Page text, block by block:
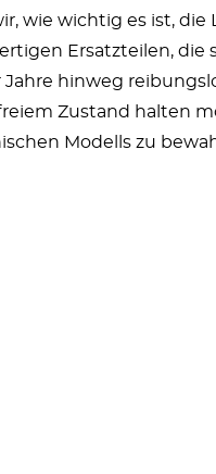
wie wichtig es ist,
Ersatzteilen, die
hinweg
Zustand halten
Modells zu